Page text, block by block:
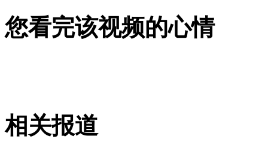
女孩北京地铁殴打老人 痛下狠手拳打脚踢
外交部：有关国家言论片面不公正
您看完该视频的心情
相关报道